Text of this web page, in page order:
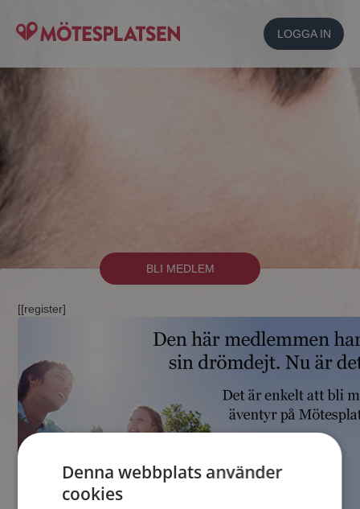
LOGGA IN
BLI MEDLEM
[[register]
Denna webbplats använder
cookies